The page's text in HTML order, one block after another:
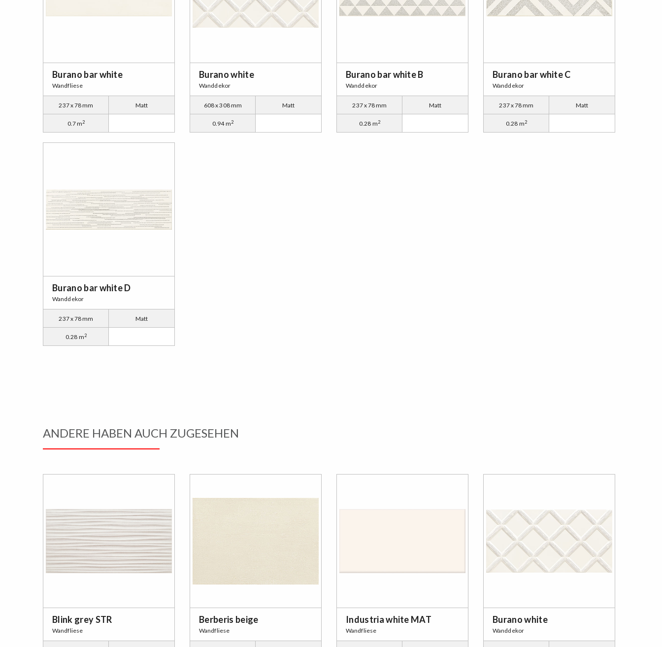
Burano bar white
Wandfliese
237 x 78 mm Matt
0.7 m2
Burano white
Wanddekor
608 x 308 mm Matt
0.94 m2
Burano bar white B
Wanddekor
237 x 78 mm Matt
0.28 m2
Burano bar white C
Wanddekor
237 x 78 mm Matt
0.28 m2
Burano bar white D
Wanddekor
237 x 78 mm Matt
0.28 m2
ANDERE HABEN AUCH ZUGESEHEN
Blink grey STR
Wandfliese
Berberis beige
Wandfliese
Industria white MAT
Wandfliese
Burano white
Wanddekor